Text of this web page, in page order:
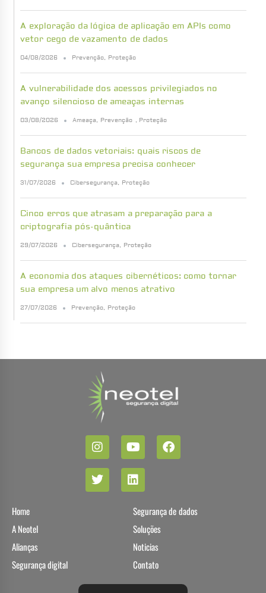
A exploração da lógica de aplicação em APIs como
vetor cego de vazamento de dados
04/08/2026 Prevenção, Proteção
A vulnerabilidade dos acessos privilegiados no
avanço silencioso de ameaças internas
03/08/2026 Ameaça, Prevenção , Proteção
Bancos de dados vetoriais: quais riscos de
segurança sua empresa precisa conhecer
31/07/2026 Cibersegurança, Proteção
Cinco erros que atrasam a preparação para a
criptografia pós-quântica
29/07/2026 Cibersegurança, Proteção
A economia dos ataques cibernéticos: como tornar
sua empresa um alvo menos atrativo
27/07/2026 Prevenção, Proteção
Home
A Neotel
Alianças
Segurança digital
Segurança de dados
Soluções
Noticias
Contato